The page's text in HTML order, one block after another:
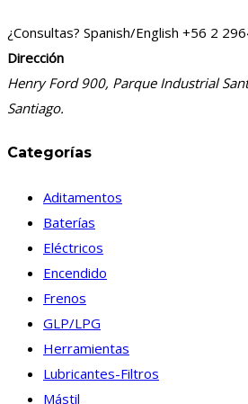
¿Consultas? Spanish/English +56 2
Dirección
Henry Ford 900, Parque Industrial
Santiago.
Categorías
Aditamentos
Baterías
Eléctricos
Encendido
Frenos
GLP/LPG
Herramientas
Lubricantes-Filtros
Mástil